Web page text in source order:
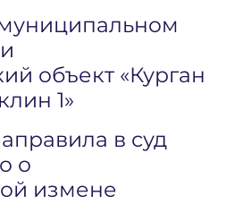
объект «Курган
1»
в суд
о
измене